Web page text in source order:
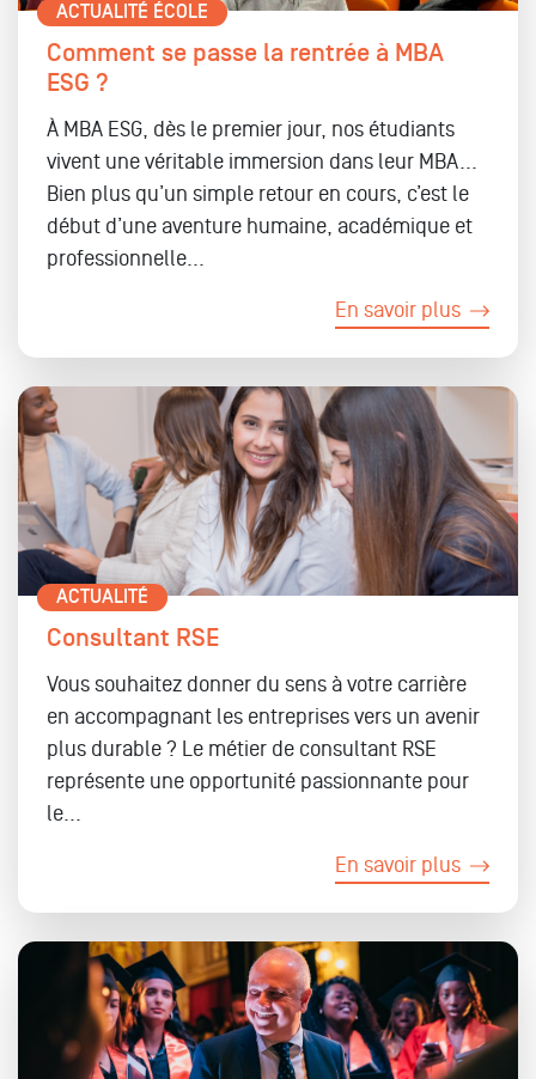
ACTUALITÉ ÉCOLE
Comment se passe la rentrée à MBA
ESG ?
À MBA ESG, d ès le premier jour, nos étudiants
vivent une véritable immersion dans leur MBA...
Bien plus qu’un simple retour en cours, c’est le
début d’une aventure humaine, académique et
professionnelle...
En savoir plus
ACTUALITÉ
Consultant RSE
Vous souhaitez donner du sens à votre carrière
en accompagnant les entreprises vers un avenir
plus durable ? Le métier de consultant RSE
représente une opportunité passionnante pour
le...
En savoir plus